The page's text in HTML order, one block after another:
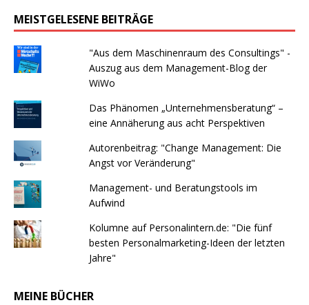
MEISTGELESENE BEITRÄGE
"Aus dem Maschinenraum des Consultings" -
Auszug aus dem Management-Blog der
WiWo
Das Phänomen „Unternehmensberatung“ –
eine Annäherung aus acht Perspektiven
Autorenbeitrag: "Change Management: Die
Angst vor Veränderung"
Management- und Beratungstools im
Aufwind
Kolumne auf Personalintern.de: "Die fünf
besten Personalmarketing-Ideen der letzten
Jahre"
MEINE BÜCHER